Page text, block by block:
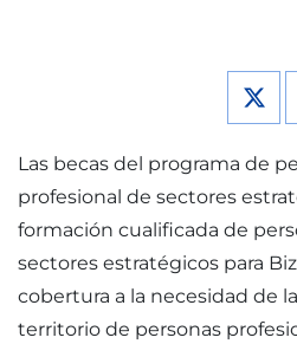
Las becas del programa de
profesional de sectores
formación cualificada de
sectores estratégicos para
cobertura a la necesidad de
territorio de personas